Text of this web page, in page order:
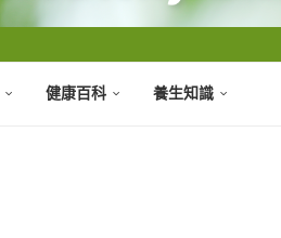
健康百科 養生知識